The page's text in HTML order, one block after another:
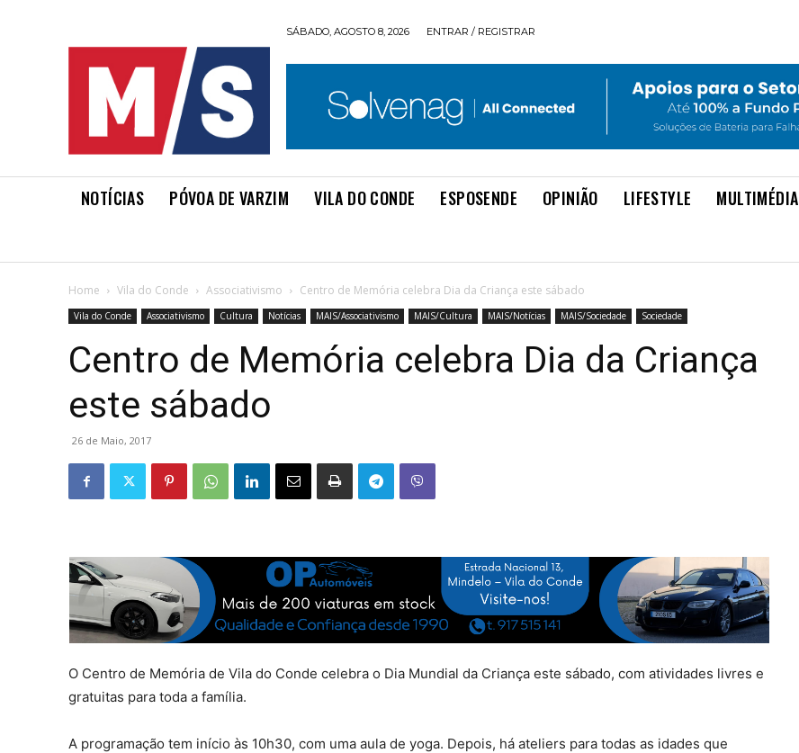
SÁBADO, AGOSTO 8, 2026 ENTRAR / REGISTRAR
NOTÍCIAS PÓVOA DE VARZIM VILA DO CONDE ESPOSENDE OPINIÃO LIFESTYLE MULTIMÉDIA
Home Vila do Conde Associativismo Centro de Memória celebra Dia da Criança este sábado
Vila do Conde Associativismo Cultura Notícias MAIS/Associativismo MAIS/Cultura MAIS/Notícias MAIS/Sociedade Sociedade
Centro de Memória celebra Dia da Criança
este sábado
26 de Maio, 2017
O Centro de Memória de Vila do Conde celebra o Dia Mundial da Criança este sábado, com atividades livres e
gratuitas para toda a família.
A programação tem início às 10h30, com uma aula de yoga. Depois, há ateliers para todas as idades que